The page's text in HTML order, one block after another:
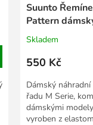
Suunto
Pattern
a M1
Skladem
550 Kč
Dámský
řadu M Serie,
dámskými
vyroben z